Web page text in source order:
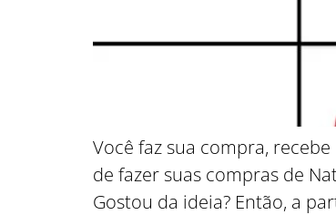
Você faz sua compra,
de fazer suas compras de
Gostou da ideia? Então, a